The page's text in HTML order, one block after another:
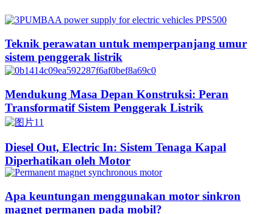
Teknik perawatan untuk memperpanjang umur
sistem penggerak listrik
Mendukung Masa Depan Konstruksi: Peran
Transformatif Sistem Penggerak Listrik
Diesel Out, Electric In: Sistem Tenaga Kapal
Diperhatikan oleh Motor
Apa keuntungan menggunakan motor sinkron
magnet permanen pada mobil?